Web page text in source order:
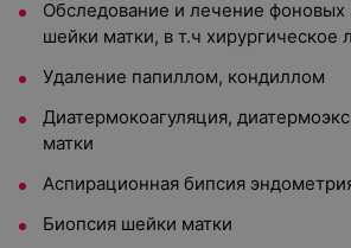
Обследование и лечение фоновых
шейки матки, в т.ч хирургическое
Удаление папиллом, кондиллом
Диатермокоагуляция,
матки
Аспирационная бипсия
Биопсия шейки матки